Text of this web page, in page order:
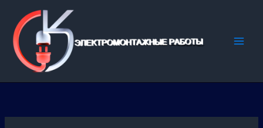
содержимому